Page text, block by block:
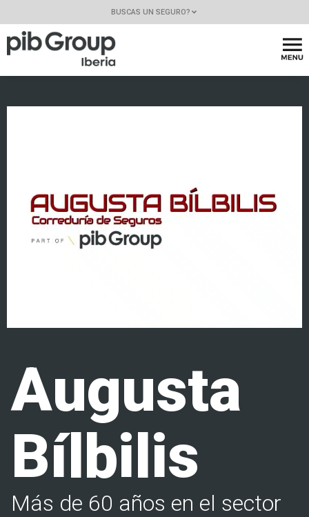
BUSCAS UN SEGURO?
Augusta
Bílbilis
Más de 60 años en el sector